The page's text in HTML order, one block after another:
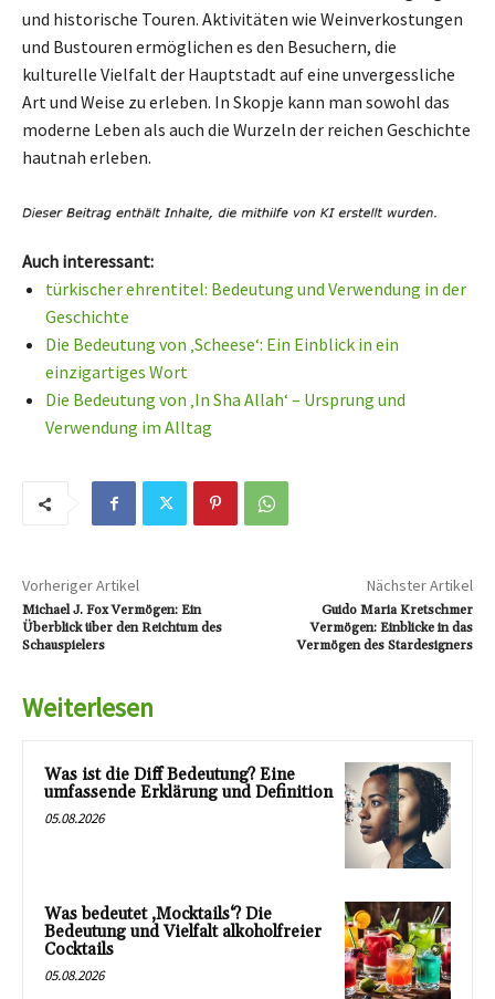
und historische Touren. Aktivitäten wie Weinverkostungen
und Bustouren ermöglichen es den Besuchern, die
kulturelle Vielfalt der Hauptstadt auf eine unvergessliche
Art und Weise zu erleben. In Skopje kann man sowohl das
moderne Leben als auch die Wurzeln der reichen Geschichte
hautnah erleben.
Auch interessant:
türkischer ehrentitel: Bedeutung und Verwendung in der
Geschichte
Die Bedeutung von ‚Scheese‘: Ein Einblick in ein
einzigartiges Wort
Die Bedeutung von ‚In Sha Allah‘ – Ursprung und
Verwendung im Alltag
Vorheriger Artikel
Michael J. Fox Vermögen: Ein
Überblick über den Reichtum des
Schauspielers
Nächster Artikel
Guido Maria Kretschmer
Vermögen: Einblicke in das
Vermögen des Stardesigners
Weiterlesen
Was ist die Diff Bedeutung? Eine
umfassende Erklärung und Definition
05.08.2026
Was bedeutet ‚Mocktails‘? Die
Bedeutung und Vielfalt alkoholfreier
Cocktails
05.08.2026